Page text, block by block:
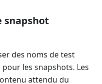
snapshot
des noms de test
les snapshots. Les
attendu du